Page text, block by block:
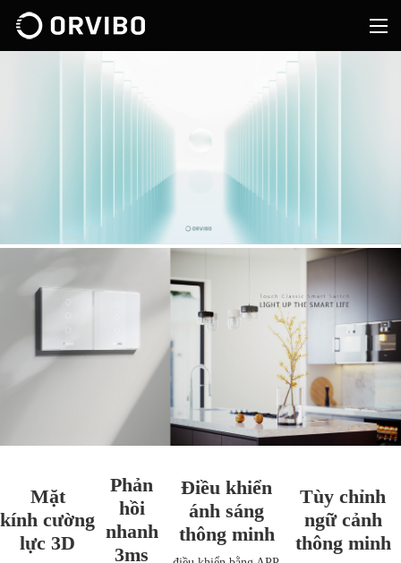
Mặt
kính cường
lực 3D
Phản
hồi
nhanh
3ms
Điều khiển
ánh sáng
thông minh
Tùy chỉnh
ngữ cảnh
thông minh